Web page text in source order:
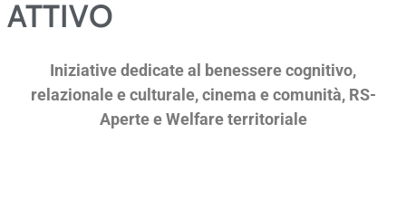
ATTIVO
Iniziative dedicate al benessere cognitivo,
relazionale e culturale, cinema e comunità, RS-
Aperte e Welfare territoriale